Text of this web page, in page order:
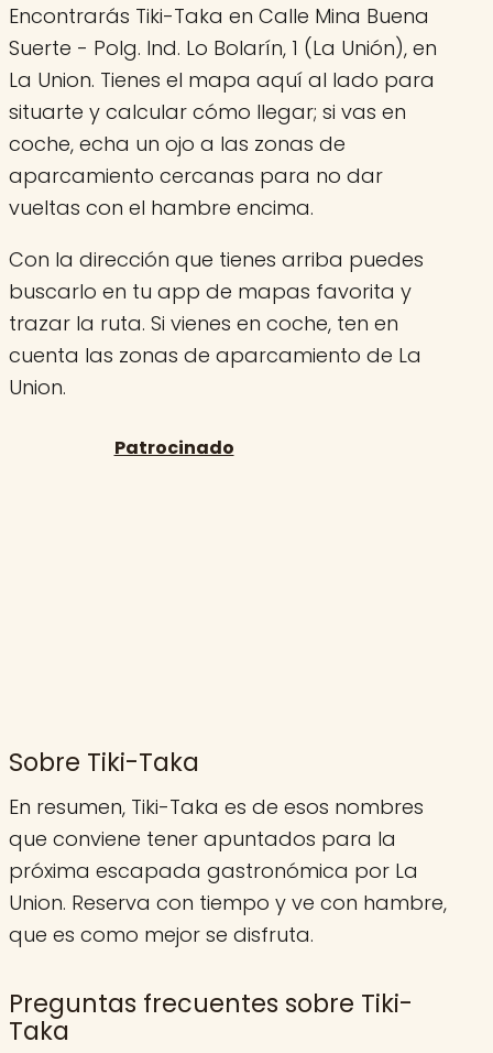
Encontrarás Tiki-Taka en Calle Mina Buena
Suerte - Polg. Ind. Lo Bolarín, 1 (La Unión), en
La Union. Tienes el mapa aquí al lado para
situarte y calcular cómo llegar; si vas en
coche, echa un ojo a las zonas de
aparcamiento cercanas para no dar
vueltas con el hambre encima.
Con la dirección que tienes arriba puedes
buscarlo en tu app de mapas favorita y
trazar la ruta. Si vienes en coche, ten en
cuenta las zonas de aparcamiento de La
Union.
Sobre Tiki-Taka
En resumen, Tiki-Taka es de esos nombres
que conviene tener apuntados para la
próxima escapada gastronómica por La
Union. Reserva con tiempo y ve con hambre,
que es como mejor se disfruta.
Preguntas frecuentes sobre Tiki-
Taka